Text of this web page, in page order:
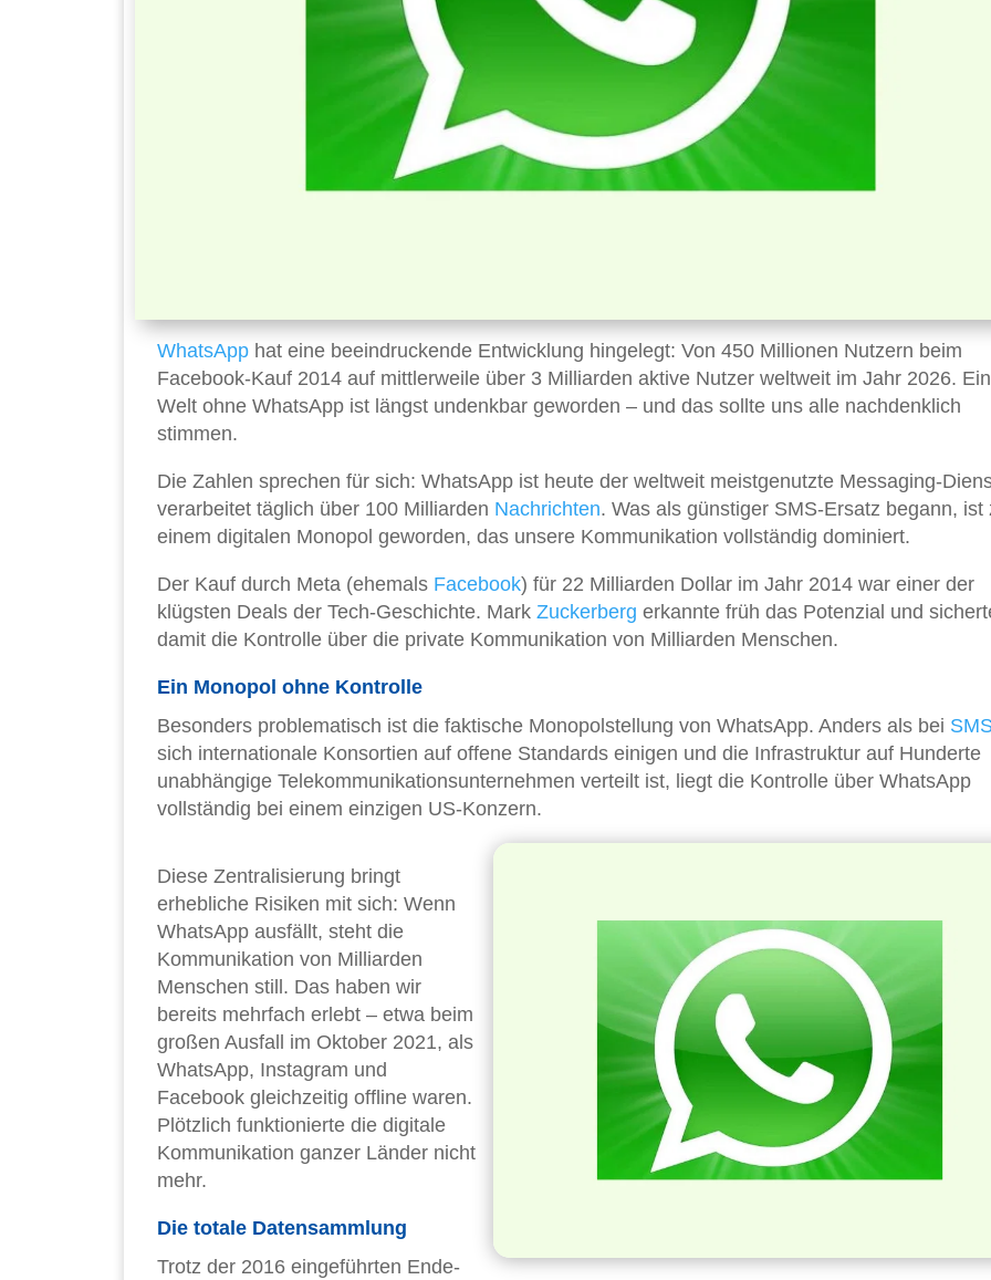
WhatsApp hat eine beeindruckende Entwicklung hingelegt: Von 450 Millionen Nutzern beim
Facebook-Kauf 2014 auf mittlerweile über 3 Milliarden aktive Nutzer weltweit im Jahr 2026.
Welt ohne WhatsApp ist längst undenkbar geworden – und das sollte uns alle nachdenklich
stimmen.
Die Zahlen sprechen für sich: WhatsApp ist heute der weltweit meistgenutzte Messaging-
verarbeitet täglich über 100 Milliarden Nachrichten. Was als günstiger SMS-Ersatz begann, ist
einem digitalen Monopol geworden, das unsere Kommunikation vollständig dominiert.
Der Kauf durch Meta (ehemals Facebook) für 22 Milliarden Dollar im Jahr 2014 war einer der
klügsten Deals der Tech-Geschichte. Mark Zuckerberg erkannte früh das Potenzial und
damit die Kontrolle über die private Kommunikation von Milliarden Menschen.
Ein Monopol ohne Kontrolle
Besonders problematisch ist die faktische Monopolstellung von WhatsApp. Anders als bei
sich internationale Konsortien auf offene Standards einigen und die Infrastruktur auf Hunderte
unabhängige Telekommunikationsunternehmen verteilt ist, liegt die Kontrolle über WhatsApp
vollständig bei einem einzigen US-Konzern.
Diese Zentralisierung bringt
erhebliche Risiken mit sich: Wenn
WhatsApp ausfällt, steht die
Kommunikation von Milliarden
Menschen still. Das haben wir
bereits mehrfach erlebt – etwa beim
großen Ausfall im Oktober 2021, als
WhatsApp, Instagram und
Facebook gleichzeitig offline waren.
Plötzlich funktionierte die digitale
Kommunikation ganzer Länder nicht
mehr.
Die totale Datensammlung
Trotz der 2016 eingeführten Ende-